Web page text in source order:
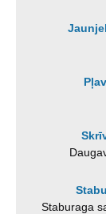
Staburaga